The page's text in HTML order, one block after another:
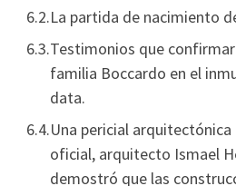
La partida de nacimiento
Testimonios que
familia Boccardo en el
data.
Una pericial
oficial, arquitecto Ismael
demostró que las